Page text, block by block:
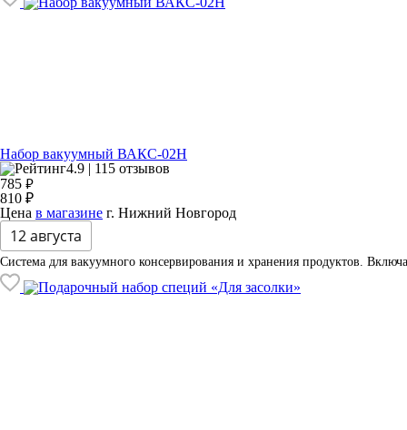
Набор вакуумный ВАКС-02Н
4.9 | 115 отзывов
785 ₽
810 ₽
Цена в магазине г. Нижний Новгород
12 августа
Система для вакуумного консервирования и хранения продуктов.